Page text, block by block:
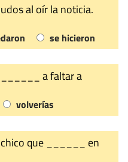
al oír la noticia.
se hicieron
______ a faltar a
volverías
que ______ en